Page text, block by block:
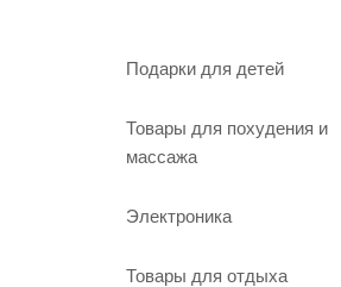
Подарки для детей
Товары для похудения и
массажа
Электроника
Товары для отдыха